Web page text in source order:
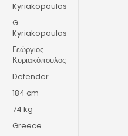
Kyriakopoulos
G.
Kyriakopoulos
Γεώργιος
Κυριακόπουλος
Defender
184 cm
74 kg
Greece